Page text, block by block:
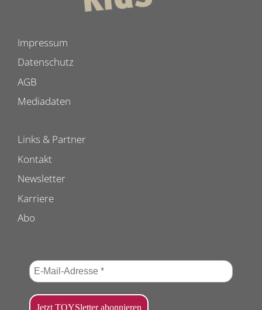
Impressum
Datenschutz
AGB
Mediadaten
Links & Partner
Kontakt
Newsletter
Karriere
Abo